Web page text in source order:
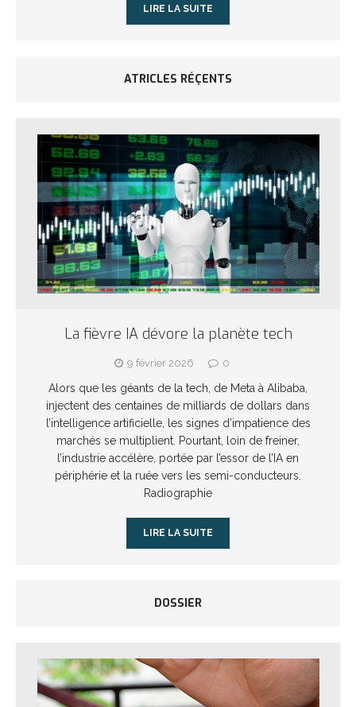
LIRE LA SUITE
ATRICLES RÉÇENTS
La fièvre IA dévore la planète tech
9 février 2026 0
Alors que les géants de la tech, de Meta à Alibaba,
injectent des centaines de milliards de dollars dans
l’intelligence artificielle, les signes d’impatience des
marchés se multiplient. Pourtant, loin de freiner,
l’industrie accélère, portée par l’essor de l’IA en
périphérie et la ruée vers les semi-conducteurs.
Radiographie
LIRE LA SUITE
DOSSIER